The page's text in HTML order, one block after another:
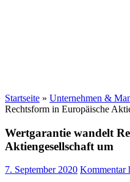
Startseite » Unternehmen &
Rechtsform in Europäische
Wertgarantie wandelt
Aktiengesellschaft um
7. September 2020 Kommentar